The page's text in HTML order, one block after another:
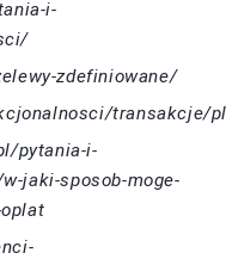
i-
zdefiniowane/
transakcje/
pytania-i-
jaki-sposob-moge-